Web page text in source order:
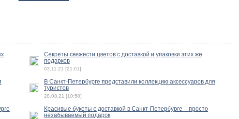
Секреты свежести цветов с доставкой и упаковки этих же
подарков
03.11.21 [21:01]
В Санкт-Петербурге представили коллекцию аксессуаров для
туристов
28.08.21 [10:50]
Красивые букеты с доставкой в Санкт-Петербурге – просто
незабываемый подарок